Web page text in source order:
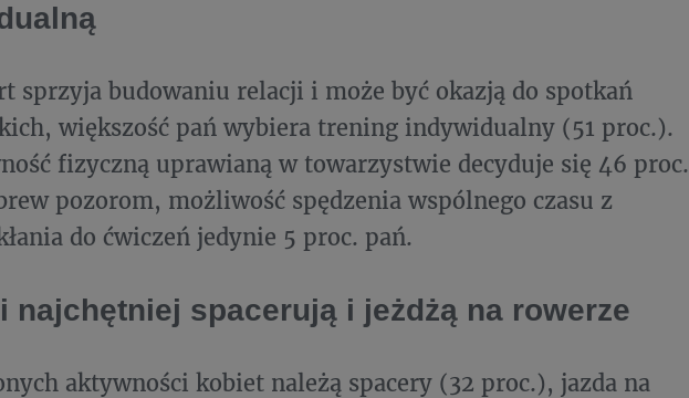
sprzyja budowaniu relacji i może być okazją do spotkań
większość pań wybiera trening indywidualny (51 proc.).
fizyczną uprawianą w towarzystwie decyduje się 46 proc.
pozorom, możliwość spędzenia wspólnego czasu z
do ćwiczeń jedynie 5 proc. pań.
najchętniej spacerują i jeżdżą na rowerze
aktywności kobiet należą spacery (32 proc.), jazda na